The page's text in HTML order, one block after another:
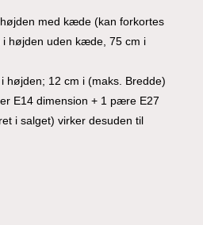
med kæde (kan forkortes
højden uden kæde, 75 cm i
højden; 12 cm i (maks. Bredde)
E14 dimension + 1 pære E27
i salget) virker desuden til